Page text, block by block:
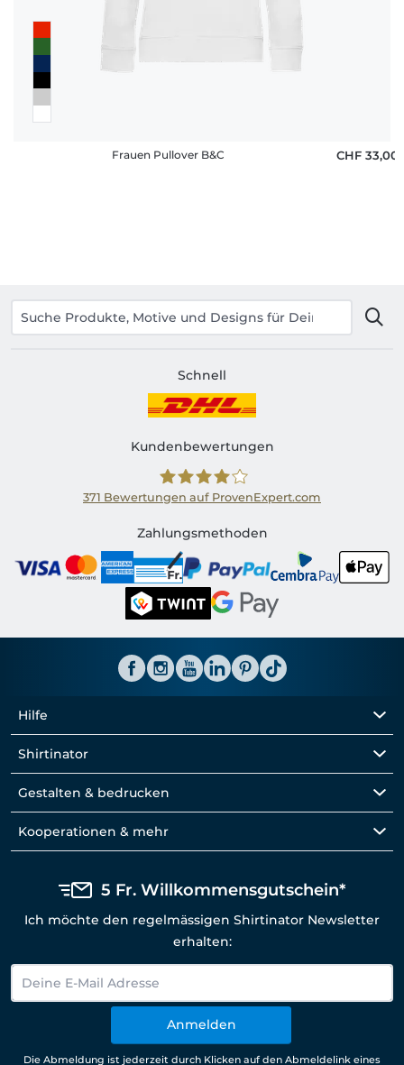
Frauen Pullover B&C CHF 33,00
Schnell
Kundenbewertungen
Shirtinator CH
371 Bewertungen auf ProvenExpert.com
Zahlungsmethoden
Hilfe
Shirtinator
Gestalten & bedrucken
Kooperationen & mehr
5 Fr. Willkommensgutschein*
Ich möchte den regelmässigen Shirtinator Newsletter
erhalten:
Anmelden
Die Abmeldung ist jederzeit durch Klicken auf den Abmeldelink eines